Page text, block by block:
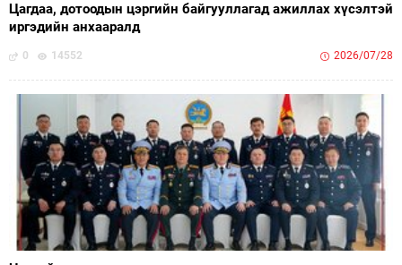
Цагдаа, дотоодын цэргийн байгууллагад ажиллах хүсэлтэй
иргэдийн анхааралд
0 14552 2026/07/28